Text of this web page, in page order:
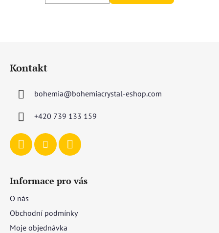
Kontakt
bohemia@bohemiacrystal-eshop.com
+420 739 133 159
Informace pro vás
O nás
Obchodní podmínky
Moje objednávka